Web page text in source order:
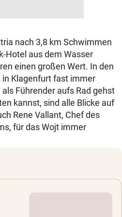
nach 3,8 km Schwimmen
Hotel aus dem Wasser
einen großen Wert. In den
in Klagenfurt fast immer
als Führender aufs Rad gehst
kannst, sind alle Blicke auf
Rene Vallant, Chef des
für das Wojt immer